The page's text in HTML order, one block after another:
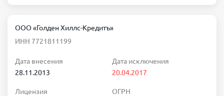
ООО «Голден Хиллс-Кредитъ»
ИНН 7721811199
Дата внесения
28.11.2013
Дата исключения
20.04.2017
Лицензия
ОГРН